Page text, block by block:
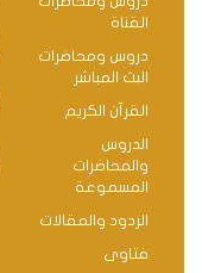
القناة
دروس ومحاضرات
البث المباشر
القرآن الكريم
الدروس
والمحاضرات
المسموعة
الردود والمقالات
فتاوى